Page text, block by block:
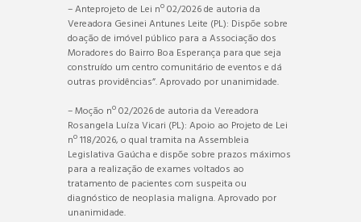
– Anteprojeto de Lei nº 02/2026 de autoria da
Vereadora Gesinei Antunes Leite (PL): Dispõe sobre
doação de imóvel público para a Associação dos
Moradores do Bairro Boa Esperança para que seja
construído um centro comunitário de eventos e dá
outras providências”.Aprovado por unanimidade.
– Moção nº 02/2026 de autoria da Vereadora
Rosangela Luíza Vicari (PL): Apoio ao Projeto de Lei
nº 118/2026, o qual tramita na Assembleia
Legislativa Gaúcha e dispõe sobre prazos máximos
para a realização de exames voltados ao
tratamento de pacientes com suspeita ou
diagnóstico de neoplasia maligna. Aprovado por
unanimidade.